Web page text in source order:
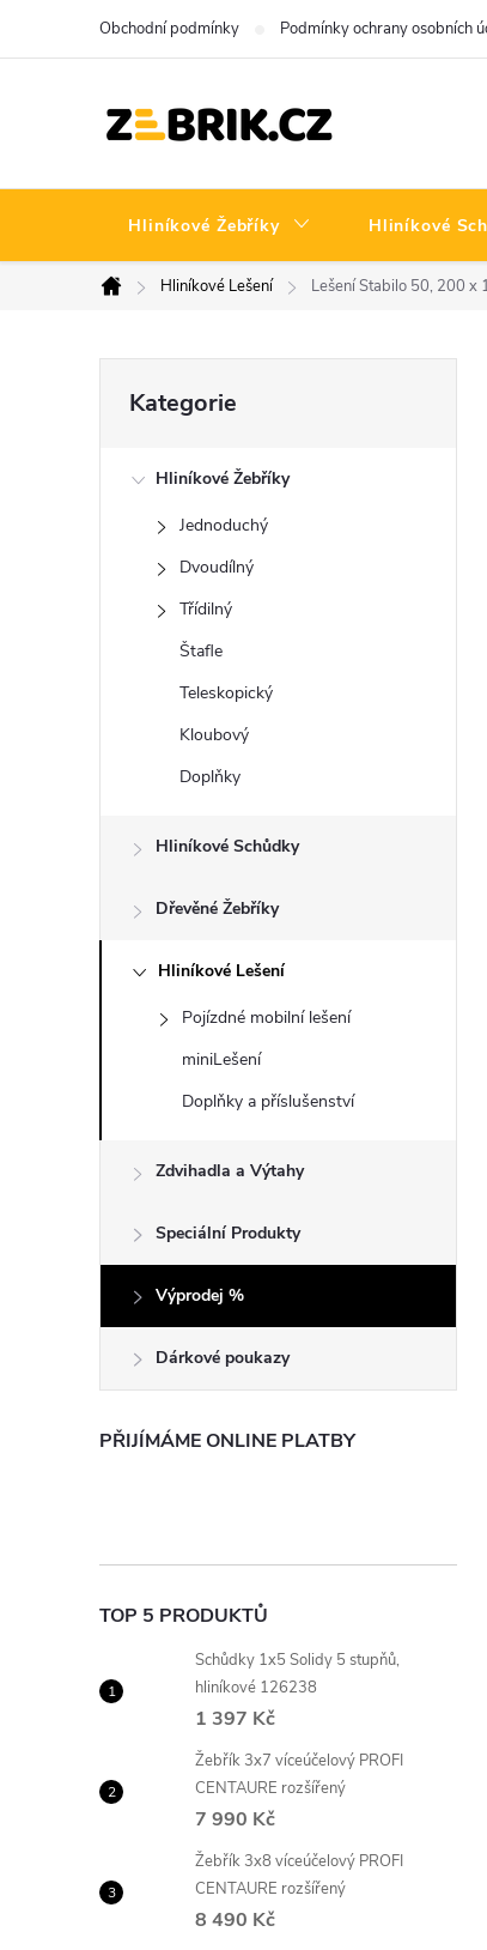
Obchodní podmínky Podmínky ochrany osobních
Hliníkové Žebříky Hliníkové
Domů
Hliníkové Lešení Lešení Stabilo 50, 200 x
p
kategorie
Kategorie
Hliníkové Žebříky
Jednoduchý
Dvoudílný
Třídilný
Štafle
Teleskopický
Kloubový
Doplňky
Hliníkové Schůdky
Dřevěné Žebříky
Hliníkové Lešení
Pojízdné mobilní lešení
miniLešení
Doplňky a příslušenství
Zdvihadla a Výtahy
Speciální Produkty
Výprodej %
Dárkové poukazy
PŘIJÍMÁME ONLINE PLATBY
TOP 5 PRODUKTŮ
Schůdky 1x5 Solidy 5 stupňů,
hliníkové 126238
1 397 Kč
Žebřík 3x7 víceúčelový PROFI
CENTAURE rozšířený
7 990 Kč
Žebřík 3x8 víceúčelový PROFI
CENTAURE rozšířený
8 490 Kč